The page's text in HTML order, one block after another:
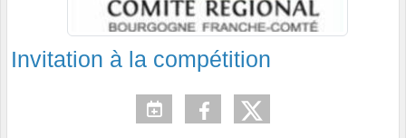
Invitation à la compétition